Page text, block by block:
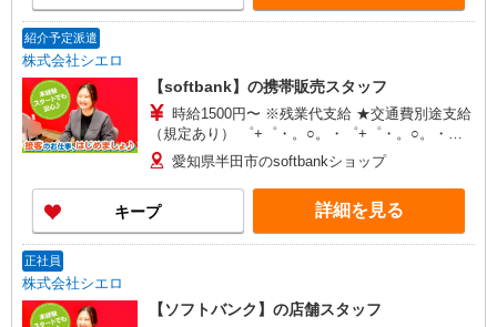
紹介予定派遣
株式会社シエロ
【softbank】の携帯販売スタッフ
時給1500円〜 ※残業代支給 ★交通費別途支給
（規定あり） ゜+゜・。○。・゜+゜・。○。・゜
+゜ 入社祝い金10万円支給(規定有) お友達を紹介
頂くと, インセンティブ支給(規定有) ★月2回払
い・週払い可能（規程有）★ ゜・。○。・゜
+゜・。○。・゜+゜
愛知県半田市のsoftbankショップ
キープ 詳細を見る
正社員
株式会社シエロ
【ソフトバンク】の店舗スタッフ